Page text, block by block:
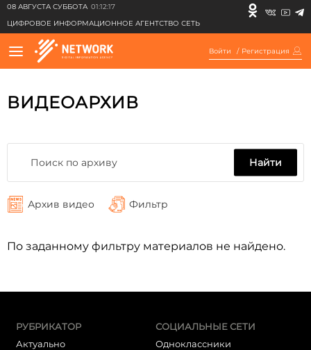
08 АВГУСТА СУББОТА 01:12:17
ЦИФРОВОЕ ИНФОРМАЦИОННОЕ АГЕНТСТВО СЕТЬ
Войти / Регистрация
ВИДЕОАРХИВ
Найти
Архив видео Фильтр
По заданному фильтру материалов не найдено.
РУБРИКАТОР
Актуально
СОЦИАЛЬНЫЕ СЕТИ
Одноклассники